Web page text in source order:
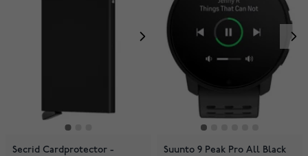
Secrid Cardprotector -
Suunto 9 Peak Pro All Black